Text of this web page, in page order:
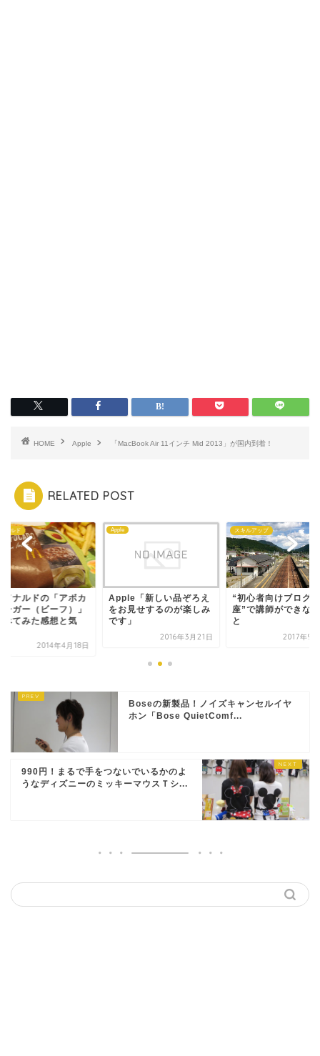
HOME Apple 「MacBook Air 11インチ Mid 2013」が国内到着！
RELATED POST
ナルド
ドナルドの「アボカ
ーガー（ビーフ）」
べてみた感想と気
2014年4月18日
Apple
Apple「新しい品ぞろえ
をお見せするのが楽しみ
です」
2016年3月21日
スキルアップ
“初心者向けブログ講
座”で講師ができな
と
2017年9
Boseの新製品！ノイズキャンセルイヤ
ホン「Bose QuietComf...
990円！まるで手をつないでいるかのよ
うなディズニーのミッキーマウスＴシ...